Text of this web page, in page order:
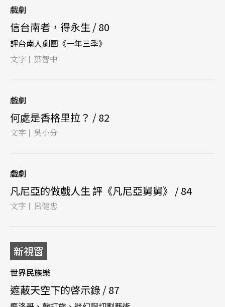
戲劇
信台南者，得永生 / 80
評台南人劇團《一年三季》
文字 | 葉智中
戲劇
何處是香格里拉？ / 82
文字 | 吳小分
戲劇
凡尼亞的做戲人生 評《凡尼亞舅舅》 / 84
文字 | 呂健忠
新視窗
世界民族樂
遮蔽天空下的啓示錄 / 87